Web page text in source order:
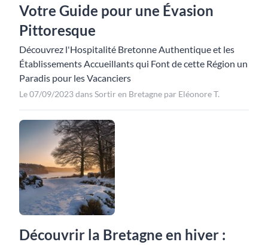
Votre Guide pour une Évasion
Pittoresque
Découvrez l'Hospitalité Bretonne Authentique et les
Établissements Accueillants qui Font de cette Région un
Paradis pour les Vacanciers
Le 07/09/2023 dans Sortir en Bretagne par Eléonore T.
Découvrir la Bretagne en hiver :